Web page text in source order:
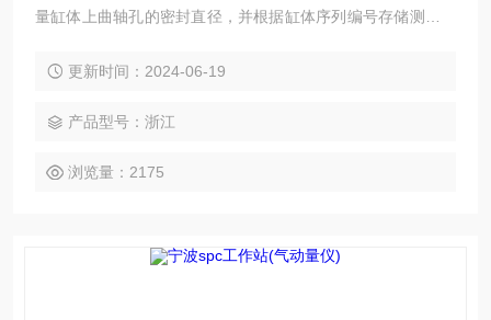
量缸体上曲轴孔的密封直径，并根据缸体序列编号存储测量结
合的装配孔尺寸。
更新时间：2024-06-19
产品型号：浙江
浏览量：2175